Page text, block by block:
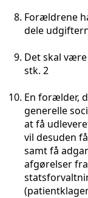
Forældrene
dele
Det skal
stk. 2
En forælder,
generelle
at få
vil desuden
samt få
afgørelser